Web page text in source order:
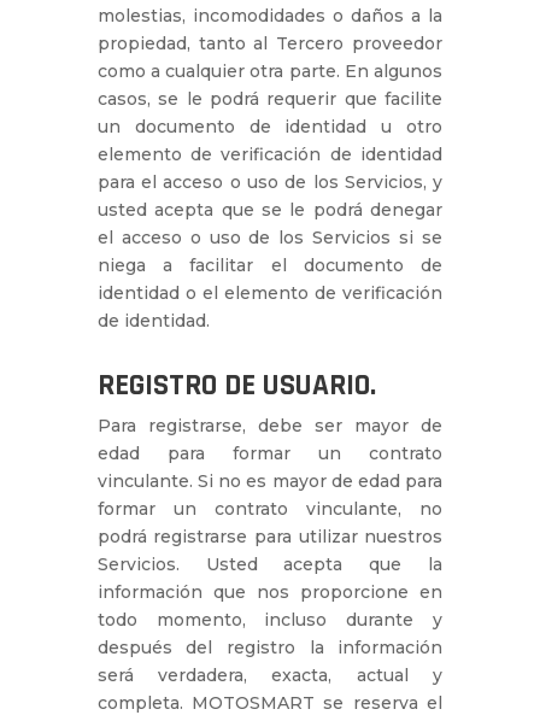
molestias, incomodidades o daños a la
propiedad, tanto al Tercero proveedor
como a cualquier otra parte. En algunos
casos, se le podrá requerir que facilite
un documento de identidad u otro
elemento de verificación de identidad
para el acceso o uso de los Servicios, y
usted acepta que se le podrá denegar
el acceso o uso de los Servicios si se
niega a facilitar el documento de
identidad o el elemento de verificación
de identidad.
REGISTRO DE USUARIO.
Para registrarse, debe ser mayor de
edad para formar un contrato
vinculante. Si no es mayor de edad para
formar un contrato vinculante, no
podrá registrarse para utilizar nuestros
Servicios. Usted acepta que la
información que nos proporcione en
todo momento, incluso durante y
después del registro la información
será verdadera, exacta, actual y
completa. MOTOSMART se reserva el